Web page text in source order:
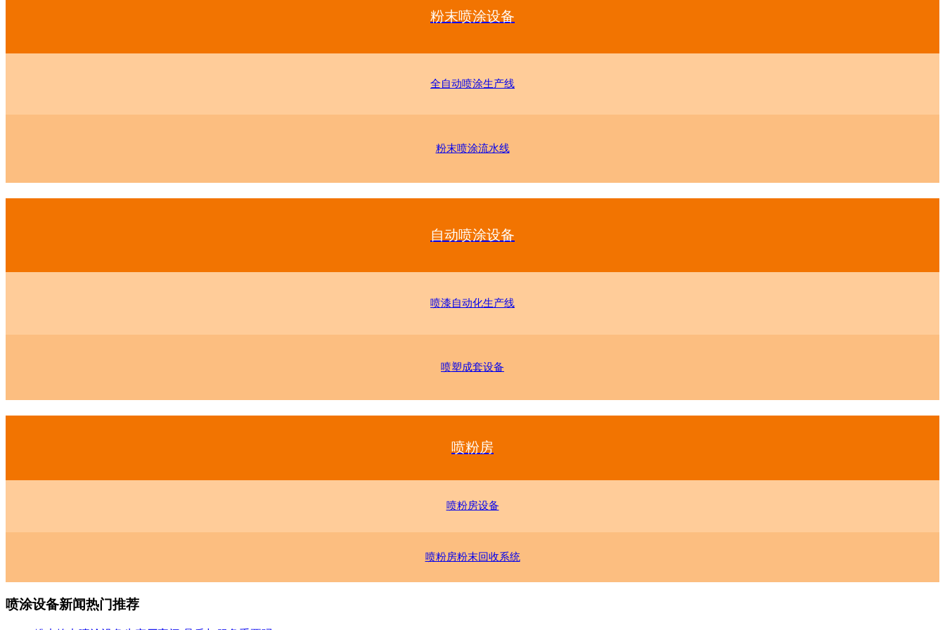
粉末喷涂设备
全自动喷涂生产线
粉末喷涂流水线
自动喷涂设备
喷漆自动化生产线
喷塑成套设备
喷粉房
喷粉房设备
喷粉房粉末回收系统
喷涂设备新闻热门推荐